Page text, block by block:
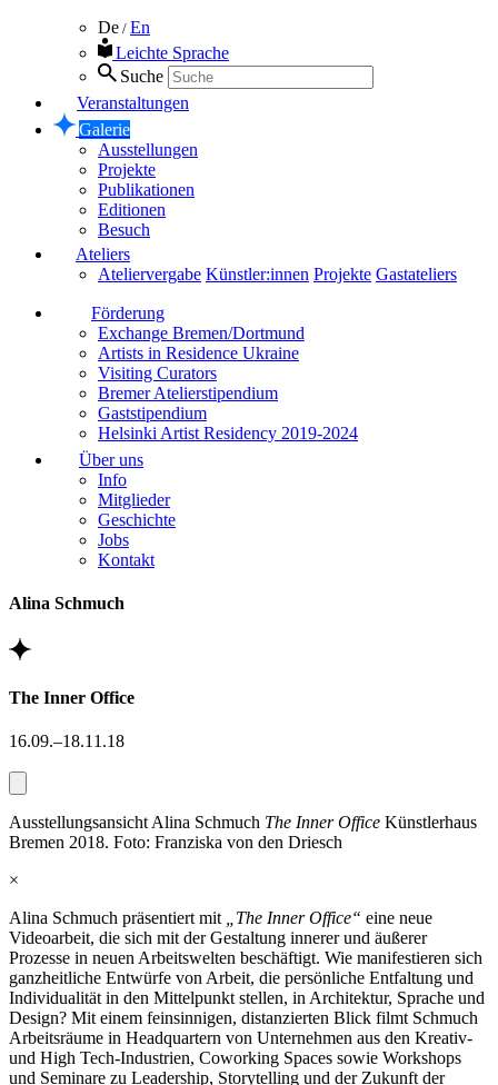
De / En
Leichte Sprache
Suche
Veranstaltungen
Galerie
Ausstellungen
Projekte
Publikationen
Editionen
Besuch
Ateliers
Ateliervergabe Künstler:innen Projekte Gastateliers
Förderung
Exchange Bremen/Dortmund
Artists in Residence Ukraine
Visiting Curators
Bremer Atelierstipendium
Gaststipendium
Helsinki Artist Residency 2019-2024
Über uns
Info
Mitglieder
Geschichte
Jobs
Kontakt
Alina Schmuch
The Inner Office
16.09.–18.11.18
Ausstellungsansicht Alina Schmuch The Inner Office Künstlerhaus
Bremen 2018. Foto: Franziska von den Driesch
×
Alina Schmuch präsentiert mit
„The Inner Office“ eine neue
Videoarbeit, die sich mit der Gestaltung innerer und äußerer
Prozesse in neuen Arbeitswelten beschäftigt. Wie manifestieren sich
ganzheitliche Entwürfe von Arbeit, die persönliche Entfaltung und
Individualität in den Mittelpunkt stellen, in Architektur, Sprache und
Design? Mit einem feinsinnigen, distanzierten Blick filmt Schmuch
Arbeitsräume in Headquartern von Unternehmen aus den Kreativ-
und High Tech-Industrien, Coworking Spaces sowie Workshops
und Seminare zu Leadership, Storytelling und der Zukunft der